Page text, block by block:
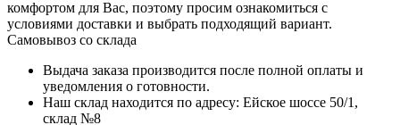
комфортом для Вас, поэтому просим ознакомиться с
условиями доставки и выбрать подходящий вариант.
Самовывоз со склада
Выдача заказа производится после полной оплаты и
уведомления о готовности.
Наш склад находится по адресу: Ейское шоссе 50/1,
склад №8